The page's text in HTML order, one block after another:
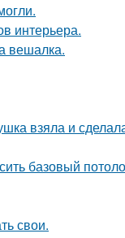
интерьера.
вешалка.
взяла и
базовый
свои.